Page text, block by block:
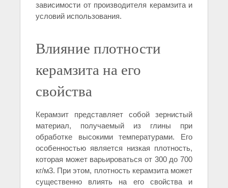
зависимости от производителя керамзита и
условий использования.
Влияние плотности
керамзита на его
свойства
Керамзит представляет собой зернистый
материал, получаемый из глины при
обработке высокими температурами. Его
особенностью является низкая плотность,
которая может варьироваться от 300 до 700
кг/м3. При этом, плотность керамзита может
существенно влиять на его свойства и